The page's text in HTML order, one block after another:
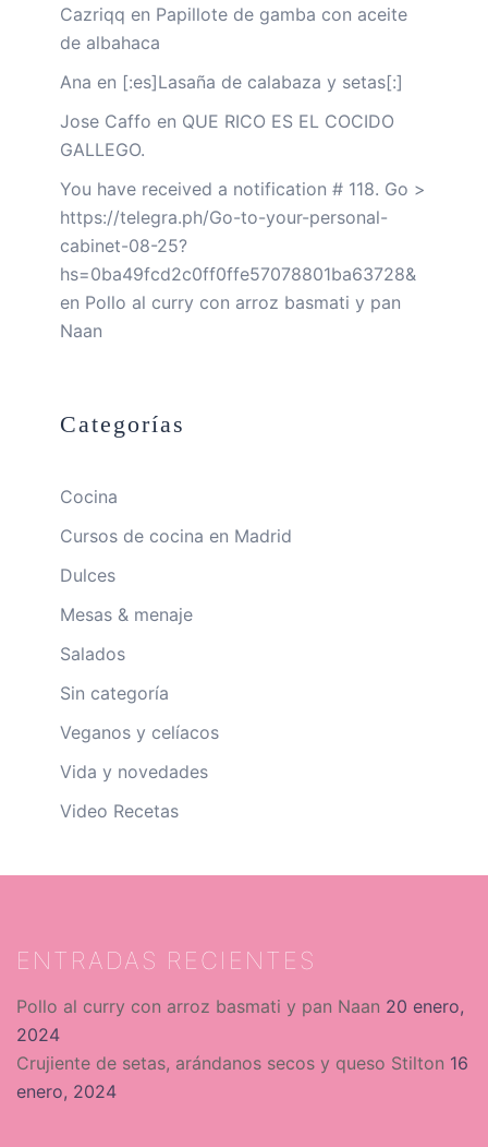
Cazriqq en Papillote de gamba con aceite
de albahaca
Ana en [:es]Lasaña de calabaza y setas[:]
Jose Caffo en QUE RICO ES EL COCIDO
GALLEGO.
You have received a notification # 118. Go >
https://telegra.ph/Go-to-your-personal-
cabinet-08-25?
hs=0ba49fcd2c0ff0ffe57078801ba63728&
en Pollo al curry con arroz basmati y pan
Naan
Categorías
Cocina
Cursos de cocina en Madrid
Dulces
Mesas & menaje
Salados
Sin categoría
Veganos y celíacos
Vida y novedades
Video Recetas
ENTRADAS RECIENTES
Pollo al curry con arroz basmati y pan Naan 20 enero,
2024
Crujiente de setas, arándanos secos y queso Stilton 16
enero, 2024